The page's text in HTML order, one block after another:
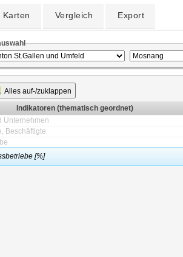
Karten Vergleich Export
Alles auf-/zuklappen
Indikatoren (thematisch geordnet)
Unternehmen
Beschäftigte
[%]